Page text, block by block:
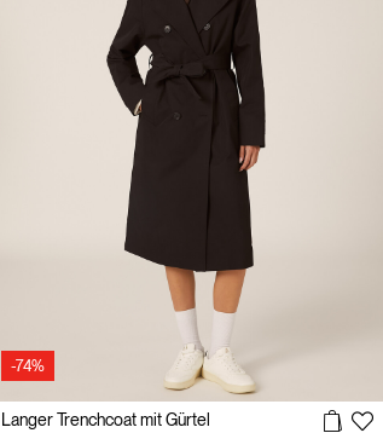
-74%
Langer Trenchcoat mit Gürtel